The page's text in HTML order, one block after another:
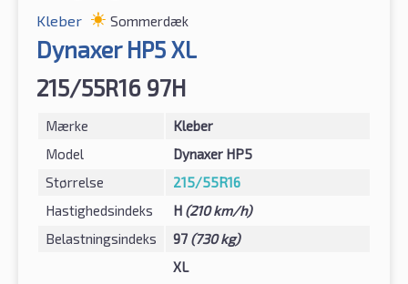
Kleber Sommerdæk
Dynaxer HP5 XL
215/55R16 97H
Mærke
Kleber
Model
Dynaxer HP5
Størrelse
215/55R16
Hastighedsindeks
H (210 km/h)
Belastningsindeks
97 (730 kg)
XL